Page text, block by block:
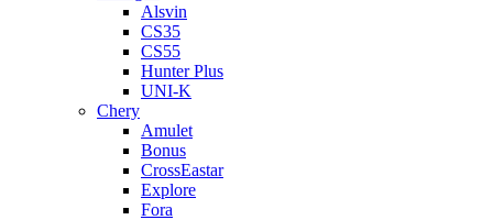
Alsvin
CS35
CS55
Hunter Plus
UNI-K
Chery
Amulet
Bonus
CrossEastar
Explore
Fora